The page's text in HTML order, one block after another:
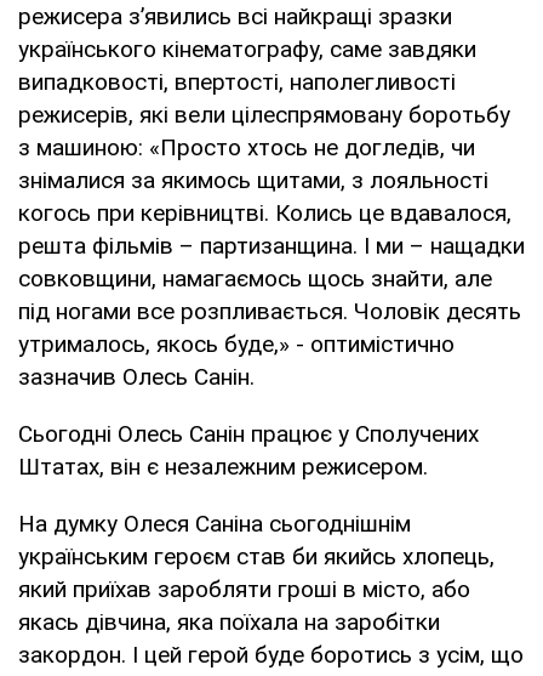
режисера з’явились всі найкращі зразки
українського кінематографу, саме завдяки
випадковості, впертості, наполегливості
режисерів, які вели цілеспрямовану боротьбу
з машиною: «Просто хтось не догледів, чи
знімалися за якимось щитами, з лояльності
когось при керівництві. Колись це вдавалося,
решта фільмів – партизанщина. І ми – нащадки
совковщини, намагаємось щось знайти, але
під ногами все розпливається. Чоловік десять
утрималось, якось буде,» - оптимістично
зазначив Олесь Санін.
Сьогодні Олесь Санін працює у Сполучених
Штатах, він є незалежним режисером.
На думку Олеся Саніна сьогоднішнім
українським героєм став би якийсь хлопець,
який приїхав заробляти гроші в місто, або
якась дівчина, яка поїхала на заробітки
закордон. І цей герой буде боротись з усім, що